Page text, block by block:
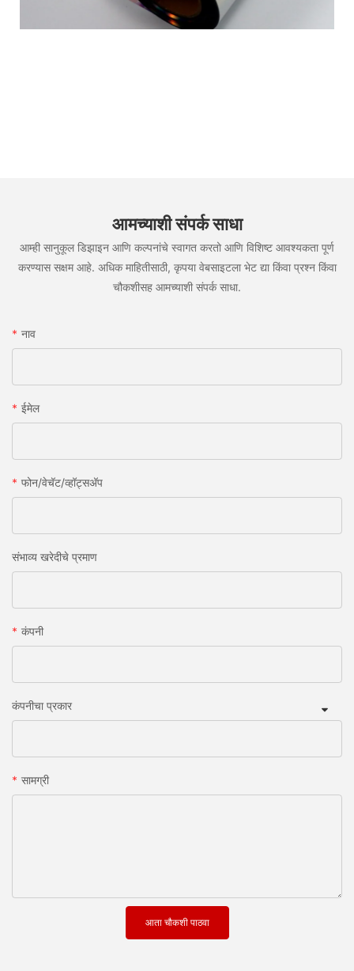
आमच्याशी संपर्क साधा
आम्ही सानुकूल डिझाइन आणि कल्पनांचे स्वागत करतो आणि विशिष्ट आवश्यकता पूर्ण
करण्यास सक्षम आहे. अधिक माहितीसाठी, कृपया वेबसाइटला भेट द्या किंवा प्रश्न किंवा
चौकशीसह आमच्याशी संपर्क साधा.
नाव
ईमेल
फोन/वेचॅट/व्हॉट्सअ‍ॅप
संभाव्य खरेदीचे प्रमाण
कंपनी
कंपनीचा प्रकार
सामग्री
आता चौकशी पाठवा